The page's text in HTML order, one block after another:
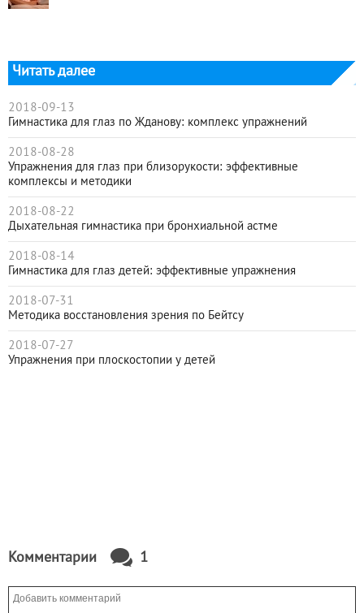
Читать далее
2018-09-13
Гимнастика для глаз по Жданову: комплекс упражнений
2018-08-28
Упражнения для глаз при близорукости: эффективные
комплексы и методики
2018-08-22
Дыхательная гимнастика при бронхиальной астме
2018-08-14
Гимнастика для глаз детей: эффективные упражнения
2018-07-31
Методика восстановления зрения по Бейтсу
2018-07-27
Упражнения при плоскостопии у детей
Комментарии 1